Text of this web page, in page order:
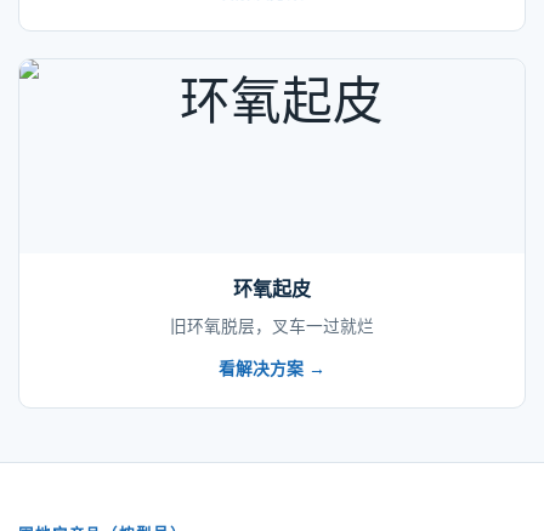
环氧起皮
旧环氧脱层，叉车一过就烂
看解决方案 →